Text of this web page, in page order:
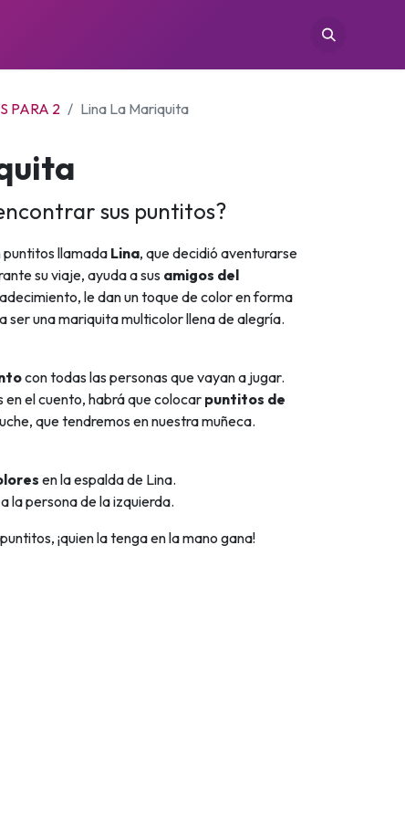
PARA 2 Lina La Mariquita
sus puntitos?
puntitos llamada Lina, que decidió aventurarse
su viaje, ayuda a sus amigos del
le dan un toque de color en forma
ser una mariquita multicolor llena de alegría.
con todas las personas que vayan a jugar.
en el cuento, habrá que colocar puntitos de
que tendremos en nuestra muñeca.
en la espalda de Lina.
la persona de la izquierda.
¡quien la tenga en la mano gana!